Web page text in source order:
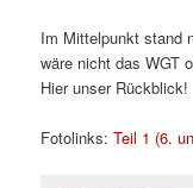
Im Mittelpunkt stand
wäre nicht das WGT
Hier unser Rückblick!
Fotolinks:Teil 1 (6.